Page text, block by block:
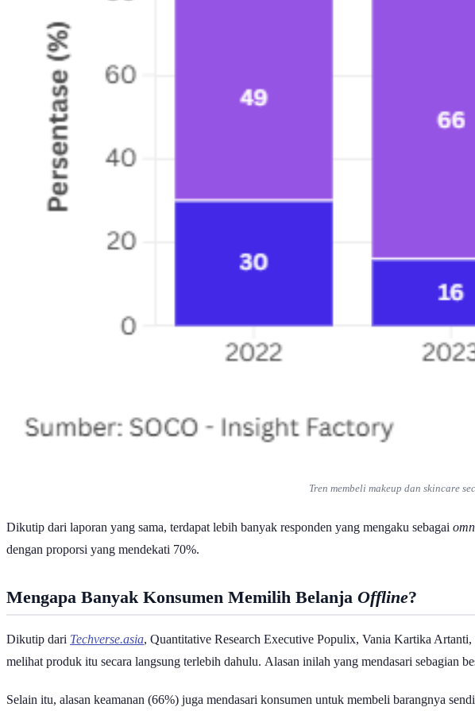
Tren membeli makeup dan skincare
Dikutip dari laporan yang sama, terdapat lebih banyak responden yang mengaku sebagai
dengan proporsi yang mendekati 70%.
Mengapa Banyak Konsumen Memilih Belanja Offline?
Dikutip dari Techverse.asia, Quantitative Research Executive Populix, Vania Kartika
melihat produk itu secara langsung terlebih dahulu. Alasan inilah yang mendasari sebagian
Selain itu, alasan keamanan (66%) juga mendasari konsumen untuk membeli barangnya